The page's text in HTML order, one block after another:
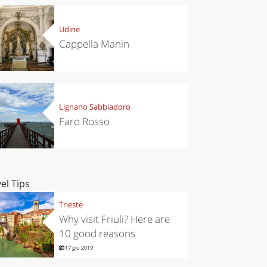
Udine
Cappella Manin
Lignano Sabbiadoro
Faro Rosso
Tips
Trieste
Why visit Friuli? Here are
10 good reasons
17 giu 2019